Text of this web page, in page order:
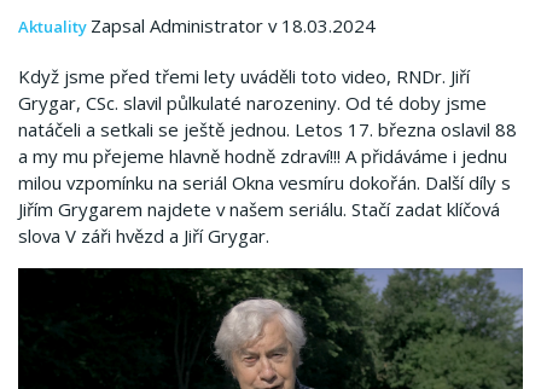
Aktuality Zapsal Administrator v 18.03.2024
Když jsme před třemi lety uváděli toto video, RNDr. Jiří
Grygar, CSc. slavil půlkulaté narozeniny. Od té doby jsme
natáčeli a setkali se ještě jednou. Letos 17. března oslavil 88
a my mu přejeme hlavně hodně zdraví!!! A přidáváme i jednu
milou vzpomínku na seriál Okna vesmíru dokořán. Další díly s
Jiřím Grygarem najdete v našem seriálu. Stačí zadat klíčová
slova V záři hvězd a Jiří Grygar.